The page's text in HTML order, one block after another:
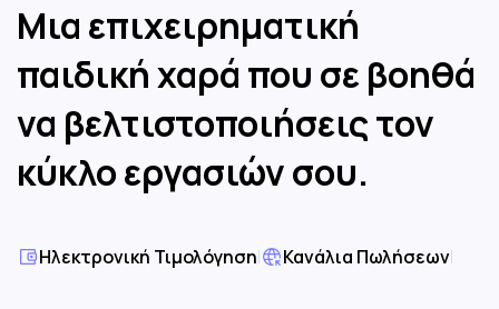
Μια επιχειρηματική
παιδική χαρά που σε βοηθά
να βελτιστοποιήσεις τον
κύκλο εργασιών σου.
Ηλεκτρονική Τιμολόγηση| Κανάλια Πωλήσεων|